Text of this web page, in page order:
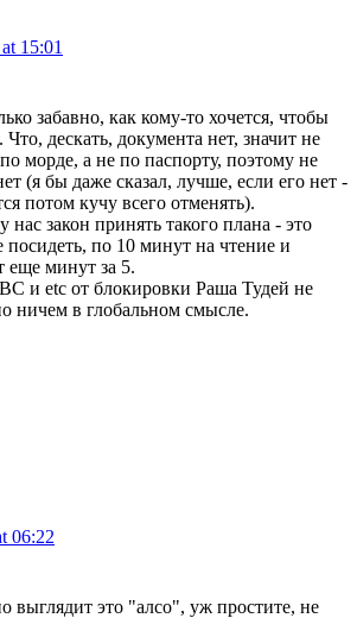
15:01
забавно, как кому-то хочется, чтобы
дескать, документа нет, значит не
морде, а не по паспорту, поэтому не
(я бы даже сказал, лучше, если его нет -
потом кучу всего отменять).
закон принять такого плана - это
посидеть, по 10 минут на чтение и
еще минут за 5.
и etc от блокировки Раша Тудей не
ничем в глобальном смысле.
06:22
выглядит это "алсо", уж простите, не